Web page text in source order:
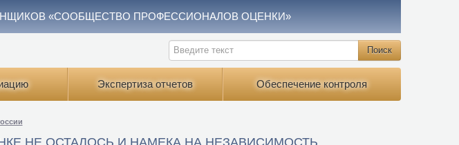
«СООБЩЕСТВО ПРОФЕССИОНАЛОВ ОЦЕНКИ»
Экспертиза отчетов Обеспечение контроля
НЕ ОСТАЛОСЬ И НАМЕКА НА НЕЗАВИСИМОСТЬ